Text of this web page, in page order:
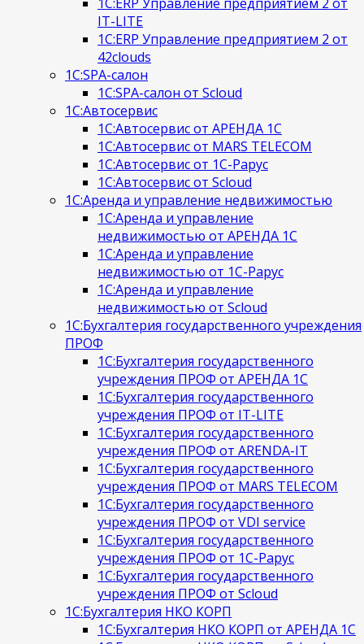
1С:ERP Управление предприятием 2 от
IT-LITE
1С:ERP Управление предприятием 2 от
42clouds
1С:SPA-салон
1С:SPA-салон от Scloud
1С:Автосервис
1С:Автосервис от АРЕНДА 1С
1С:Автосервис от MARS TELECOM
1С:Автосервис от 1С-Рарус
1С:Автосервис от Scloud
1С:Аренда и управление недвижимостью
1С:Аренда и управление
недвижимостью от АРЕНДА 1С
1С:Аренда и управление
недвижимостью от 1С-Рарус
1С:Аренда и управление
недвижимостью от Scloud
1С:Бухгалтерия государственного учреждения
ПРОФ
1С:Бухгалтерия государственного
учреждения ПРОФ от АРЕНДА 1С
1С:Бухгалтерия государственного
учреждения ПРОФ от IT-LITE
1С:Бухгалтерия государственного
учреждения ПРОФ от ARENDA-IT
1С:Бухгалтерия государственного
учреждения ПРОФ от MARS TELECOM
1С:Бухгалтерия государственного
учреждения ПРОФ от VDI service
1С:Бухгалтерия государственного
учреждения ПРОФ от 1С-Рарус
1С:Бухгалтерия государственного
учреждения ПРОФ от Scloud
1С:Бухгалтерия НКО КОРП
1С:Бухгалтерия НКО КОРП от АРЕНДА 1С